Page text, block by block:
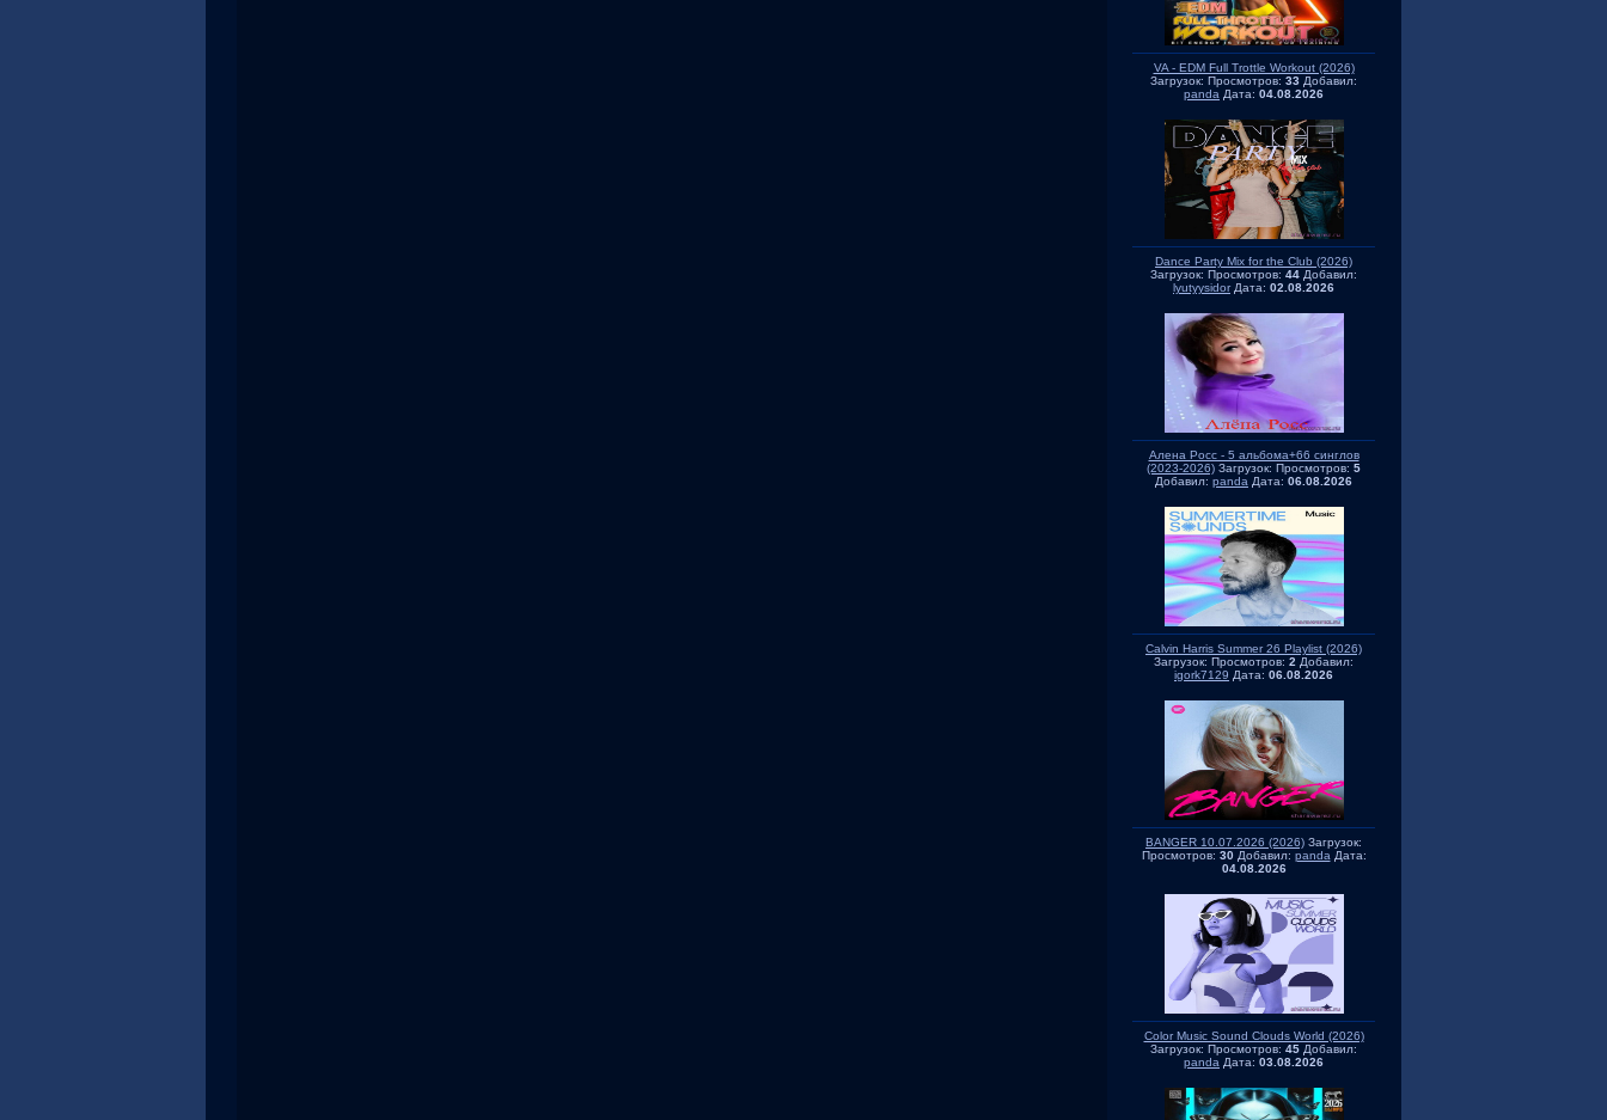
VA - EDM Full Trottle Workout (2026)
Загрузок: Просмотров: 33 Добавил:
panda Дата: 04.08.2026
Dance Party Mix for the Club (2026)
Загрузок: Просмотров: 44 Добавил:
lyutyysidorДата: 02.08.2026
Алена Росс - 5 альбома+66 синглов
(2023-2026) Загрузок: Просмотров: 5
Добавил: panda Дата: 06.08.2026
Calvin Harris Summer 26 Playlist (2026)
Загрузок: Просмотров: 2 Добавил:
igork7129 Дата: 06.08.2026
BANGER 10.07.2026 (2026) Загрузок:
Просмотров: 30Добавил: panda Дата:
04.08.2026
Color Music Sound Clouds World (2026)
Загрузок: Просмотров: 45 Добавил:
panda Дата: 03.08.2026